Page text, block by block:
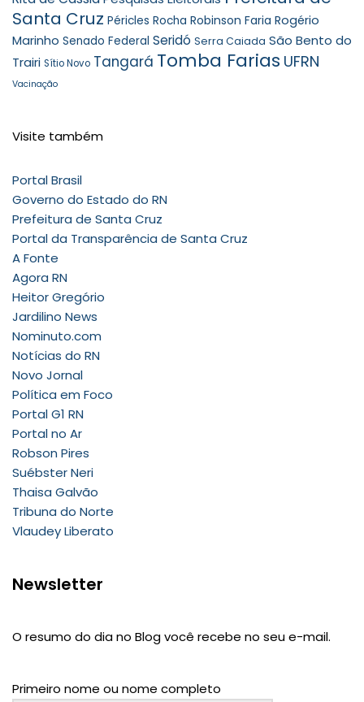
Santa Cruz Péricles Rocha Robinson Faria Rogério
Marinho Senado Federal Seridó Serra Caiada São Bento do
Trairi Sítio Novo Tangará Tomba Farias UFRN
Vacinação
Visite também
Portal Brasil
Governo do Estado do RN
Prefeitura de Santa Cruz
Portal da Transparência de Santa Cruz
A Fonte
Agora RN
Heitor Gregório
Jardilino News
Nominuto.com
Notícias do RN
Novo Jornal
Política em Foco
Portal G1 RN
Portal no Ar
Robson Pires
Suébster Neri
Thaisa Galvão
Tribuna do Norte
Vlaudey Liberato
Newsletter
O resumo do dia no Blog você recebe no seu e-mail.
Primeiro nome ou nome completo